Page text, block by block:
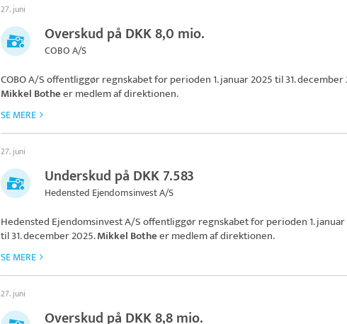
27. juni
Overskud på DKK 8,0 mio.
COBO A/S
COBO A/Soffentliggør regnskabet for perioden 1. januar 2025 til 31. december
Mikkel Botheer medlem af direktionen.
SE MERE
27. juni
Underskud på DKK 7.583
Hedensted Ejendomsinvest A/S
Hedensted Ejendomsinvest A/Soffentliggør regnskabet for perioden 1. januar
til 31. december 2025.Mikkel Botheer medlem af direktionen.
SE MERE
27. juni
Overskud på DKK 8,8 mio.